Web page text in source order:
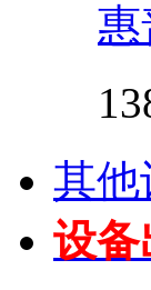
惠
其他
设备